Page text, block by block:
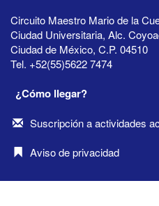
Circuito Maestro Mario de la
Ciudad Universitaria, Alc.
Ciudad de México, C.P. 04510
Tel. +52(55)5622 7474
¿Cómo llegar?
Suscripción a actividades
Aviso de privacidad